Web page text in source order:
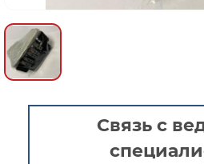
Связь с